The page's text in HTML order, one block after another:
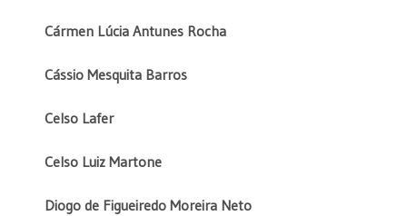
Cármen Lúcia Antunes Rocha
Cássio Mesquita Barros
Celso Lafer
Celso Luiz Martone
Diogo de Figueiredo Moreira Neto